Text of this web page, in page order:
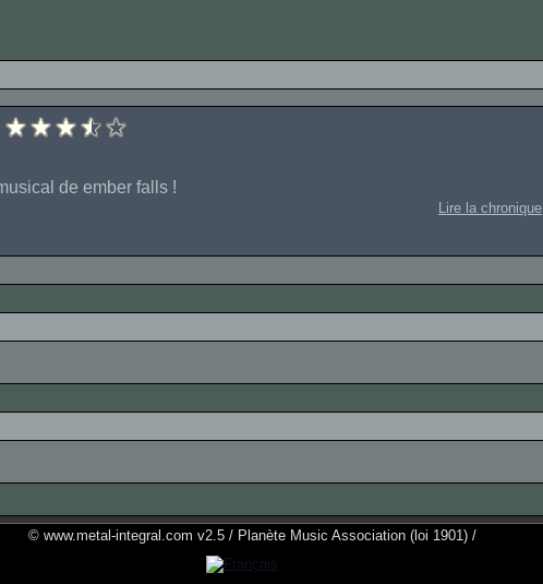
de ember falls !
Lire la chronique
© www.metal-integral.com v2.5 / Planète Music Association (loi 1901) /